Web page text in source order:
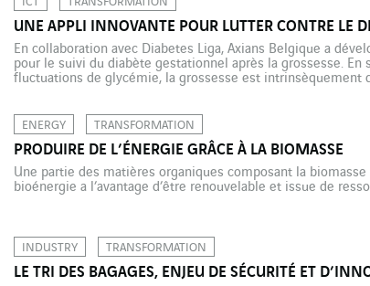
UNE APPLI INNOVANTE POUR LUTTER CONTRE LE
En collaboration avec Diabetes Liga, Axians Belgique a
pour le suivi du diabète gestationnel après la grossesse. En
fluctuations de glycémie, la grossesse est intrinsèquement
ENERGY TRANSFORMATION
PRODUIRE DE L’ÉNERGIE GRÂCE À LA BIOMASSE
Une partie des matières organiques composant la
bioénergie a l’avantage d’être renouvelable et issue de
INDUSTRY TRANSFORMATION
LE TRI DES BAGAGES, ENJEU DE SÉCURITÉ ET